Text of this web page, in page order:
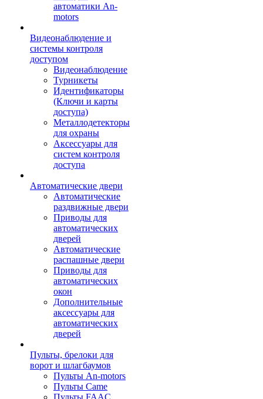
автоматики An-
motors
Видеонаблюдение и
системы контроля
доступом
Видеонаблюдение
Турникеты
Идентификаторы
(Ключи и карты
доступа)
Металлодетекторы
для охраны
Аксессуары для
систем контроля
доступа
Автоматические двери
Автоматические
раздвижные двери
Приводы для
автоматических
дверей
Автоматические
распашные двери
Приводы для
автоматических
окон
Дополнительные
аксессуары для
автоматических
дверей
Пульты, брелоки для
ворот и шлагбаумов
Пульты An-motors
Пульты Came
Пульты FAAC